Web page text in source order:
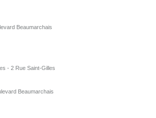
Beaumarchais
- 2 Rue Saint-Gilles
Beaumarchais